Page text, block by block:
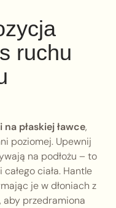
ruchu
płaskiej ławce,
poziomej. Upewnij
na podłożu – to
ciała. Hantle
je w dłoniach z
aby przedramiona